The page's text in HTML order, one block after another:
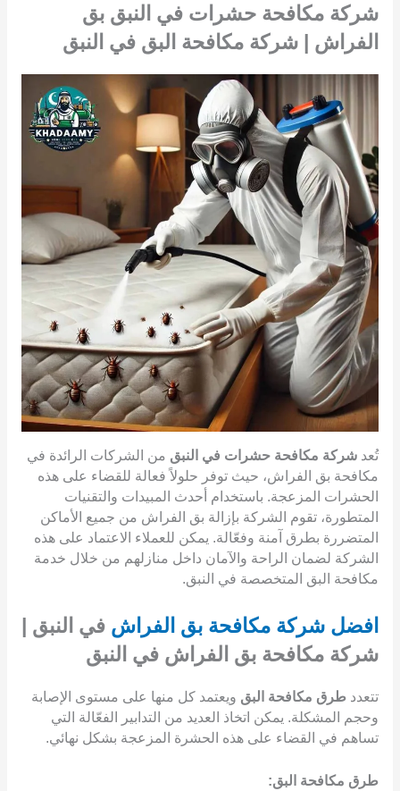
شركة مكافحة حشرات في النبق بق
الفراش | شركة مكافحة البق في النبق
تُعد شركة مكافحة حشرات في النبق من الشركات الرائدة في
مكافحة بق الفراش، حيث توفر حلولاً فعالة للقضاء على هذه
الحشرات المزعجة. باستخدام أحدث المبيدات والتقنيات
المتطورة، تقوم الشركة بإزالة بق الفراش من جميع الأماكن
المتضررة بطرق آمنة وفعّالة. يمكن للعملاء الاعتماد على هذه
الشركة لضمان الراحة والآمان داخل منازلهم من خلال خدمة
مكافحة البق المتخصصة في النبق.
افضل شركة مكافحة بق الفراش في النبق |
شركة مكافحة بق الفراش في النبق
تتعدد طرق مكافحة البق ويعتمد كل منها على مستوى الإصابة
وحجم المشكلة. يمكن اتخاذ العديد من التدابير الفعّالة التي
تساهم في القضاء على هذه الحشرة المزعجة بشكل نهائي.
طرق مكافحة البق: